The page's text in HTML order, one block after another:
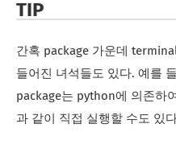
TIP
간혹 package 가운데
들어진 녀석들도 있다. 예를
package는 python에 의존하
과 같이 직접 실행할 수도 있